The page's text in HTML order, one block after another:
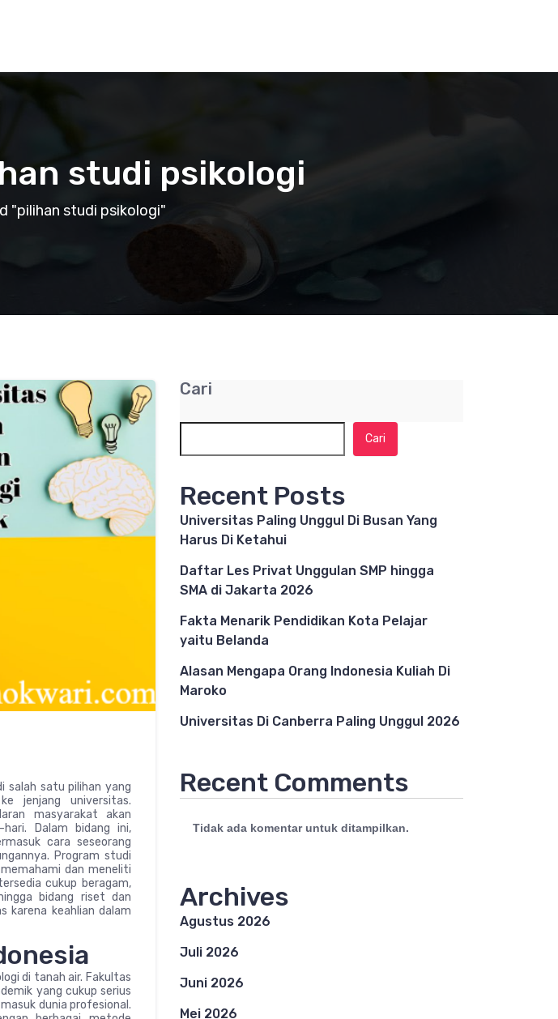
studi psikologi
"pilihan studi psikologi"
salah satu pilihan yang
jenjang universitas.
masyarakat akan
Dalam bidang ini,
cara seseorang
Program studi
dan meneliti
cukup beragam,
bidang riset dan
karena keahlian dalam
di tanah air. Fakultas
yang cukup serius
dunia profesional.
Cari
Cari
Recent Posts
Universitas Paling Unggul Di Busan Yang
Harus Di Ketahui
Daftar Les Privat Unggulan SMP hingga
SMA di Jakarta 2026
Fakta Menarik Pendidikan Kota Pelajar
yaitu Belanda
Alasan Mengapa Orang Indonesia Kuliah Di
Maroko
Universitas Di Canberra Paling Unggul 2026
Recent Comments
Tidak ada komentar untuk ditampilkan.
Archives
Agustus 2026
Juli 2026
Juni 2026
Mei 2026